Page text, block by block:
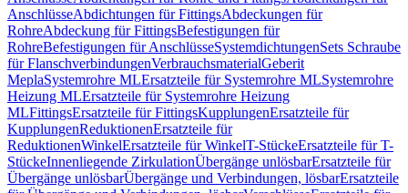
AnschlüsseAbdichtungen für FittingsAbdeckungen für
RohreAbdeckung für FittingsBefestigungen für
RohreBefestigungen für AnschlüsseSystemdichtungenSets Schraube
für FlanschverbindungenVerbrauchsmaterialGeberit
MeplaSystemrohre MLErsatzteile für Systemrohre MLSystemrohre
Heizung MLErsatzteile für Systemrohre Heizung
MLFittingsErsatzteile für FittingsKupplungenErsatzteile für
KupplungenReduktionenErsatzteile für
ReduktionenWinkelErsatzteile für WinkelT-StückeErsatzteile für T-
StückeInnenliegende ZirkulationÜbergänge unlösbarErsatzteile für
Übergänge unlösbarÜbergänge und Verbindungen, lösbarErsatzteile